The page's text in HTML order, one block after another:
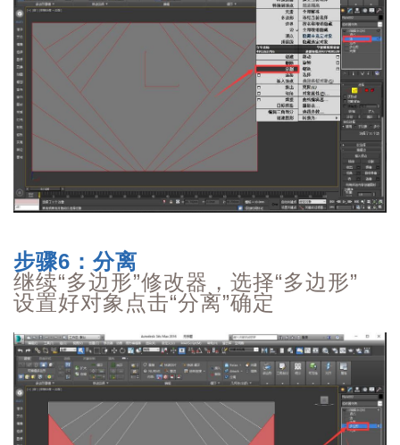
步骤6：分离
继续“多边形”修改器，选择“多边形”
设置好对象 点击“分离”确定